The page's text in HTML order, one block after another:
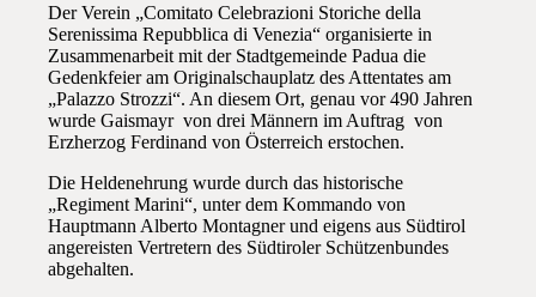
Der Verein „Comitato Celebrazioni Storiche della
Serenissima Repubblica di Venezia“ organisierte in
Zusammenarbeit mit der Stadtgemeinde Padua die
Gedenkfeier am Originalschauplatz des Attentates am
„Palazzo Strozzi“. An diesem Ort, genau vor 490 Jahren
wurde Gaismayr von drei Männern im Auftrag von
Erzherzog Ferdinand von Österreich erstochen.
Die Heldenehrung wurde durch das historische
„Regiment Marini“, unter dem Kommando von
Hauptmann Alberto Montagner und eigens aus Südtirol
angereisten Vertretern des Südtiroler Schützenbundes
abgehalten.